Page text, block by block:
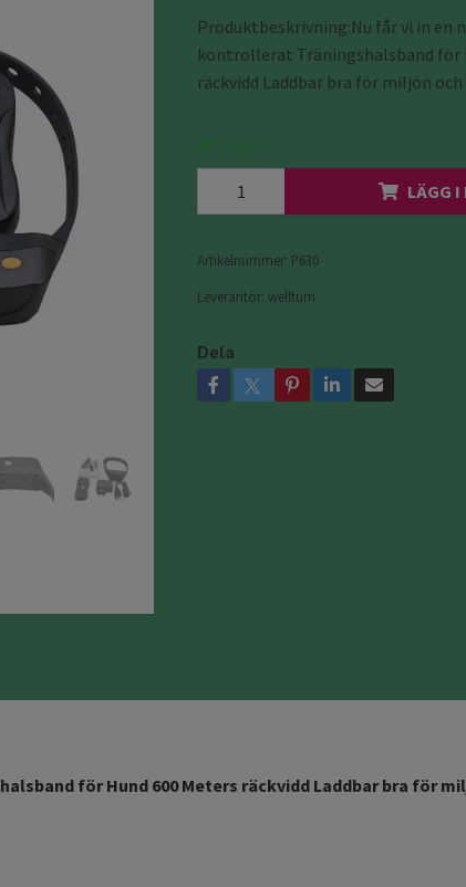
Produktbeskrivning:Nu får vi in en
kontrollerat Träningshalsband för
räckvidd Laddbar bra för miljön
LÄGG I
Artikelnummer: P630
Leverantör: wellturn
Dela
för Hund 600 Meters räckvidd Laddbar bra för